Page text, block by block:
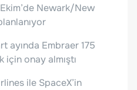
Newark/New
ayında Embraer 175
için onay almıştı
ile SpaceX’in